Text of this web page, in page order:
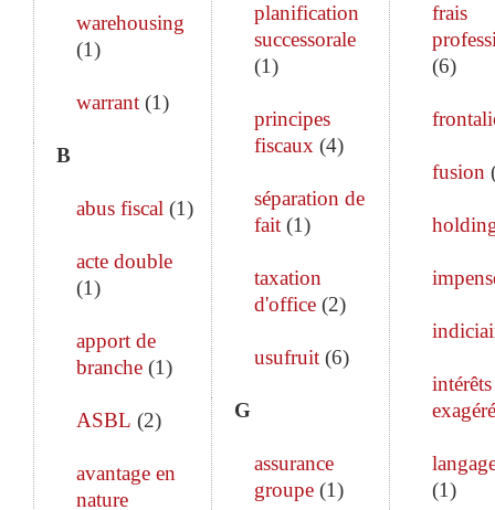
warehousing
(1)
warrant (1)
B
abus fiscal (1)
acte double
(1)
apport de
branche (1)
ASBL (2)
avantage en
nature
planification
successorale
(1)
principes
fiscaux (4)
séparation de
fait(1)
taxation
d'office(2)
usufruit(6)
G
assurance
groupe(1)
frais
(6)
fusion
intérêts
(1)